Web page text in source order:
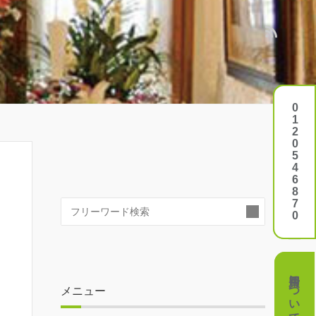
0120546870
費用について
メニュー
0120546870
費用について